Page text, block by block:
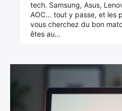
tech. Samsung, Asus,
AOC… tout y passe, et les
vous cherchez du bon
êtes au…